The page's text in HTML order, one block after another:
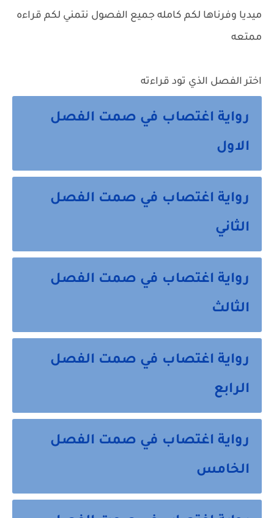
ميديا وفرناها لكم كامله جميع الفصول نتمني لكم قراءه
ممتعه
اختر الفصل الذي تود قراءته
رواية اغتصاب في صمت الفصل
الاول
رواية اغتصاب في صمت الفصل
الثاني
رواية اغتصاب في صمت الفصل
الثالث
رواية اغتصاب في صمت الفصل
الرابع
رواية اغتصاب في صمت الفصل
الخامس